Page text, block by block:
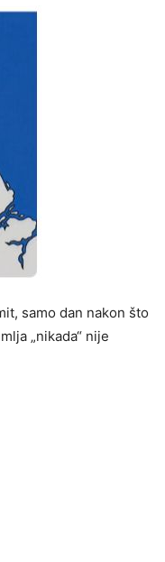
samo dan nakon što
„nikada“ nije